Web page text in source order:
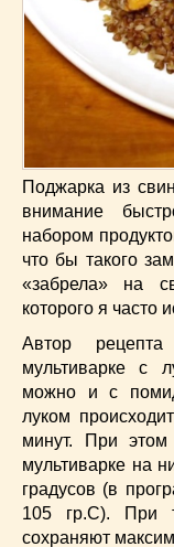
Немецкая кухня
Необычные (49)
Низкокалорийные
Новогодние (57)
Овощи(98)
Пасхальные
(17)
Печенье
(13)
Пироги(55)
Польская кухня(21)
Постные
Праздничные блюда
Простые(102)
Русская кухня(81)
Рыба (45)
Салаты
(33)
Советы (42)
Соусы(8)
Поджарка из
внимание
набором
что бы такого
«забрела» на
которого я часто
Автор
мультиварке с
можно и с
луком
минут. При
мультиварке на
градусов (в
105 гр.С). При
сохраняют